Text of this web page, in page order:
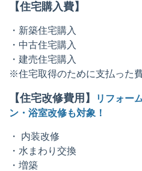
【住宅購入費】
・新築住宅購入
・中古住宅購入
・建売住宅購入
※住宅取得のために支払った
【住宅改修費用】 リフォー
ン・浴室改修も対象！
・ 内装改修
・ 水まわり交換
・ 増築